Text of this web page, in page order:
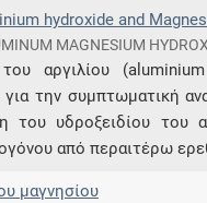
hydroxide and
MAGNESIUM
αργιλίου
για την συμπτωματική
του υδροξειδίου του
από περαιτέρω
μαγνησίου